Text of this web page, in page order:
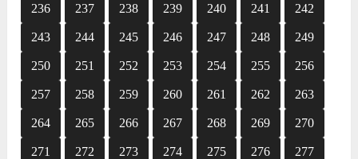
236 237 238 239 240 241 242
243 244 245 246 247 248 249
250 251 252 253 254 255 256
257 258 259 260 261 262 263
264 265 266 267 268 269 270
271 272 273 274 275 276 277